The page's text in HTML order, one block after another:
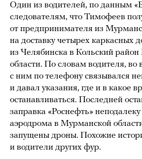
Один из водителей, по данным
следователям, что Тимофеев
от предпринимателя из
на доставку четырех каркасных
из Челябинска в Кольский
области. По словам водителя,
с ним по телефону связывался
и давал указания, где и в какое
останавливаться. Последней
заправка «Роснефть» неподалеку
аэродрома в Мурманской
запущены дроны. Похожие
и водители других фур.